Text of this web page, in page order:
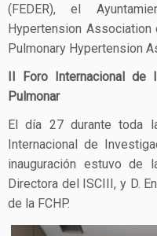
(FEDER), el
Hypertension Association
Pulmonary Hypertension
II Foro Internacional de
Pulmonar
El día 27 durante toda
Internacional de
inauguración estuvo de
Directora del ISCIII, y D.
de la FCHP.